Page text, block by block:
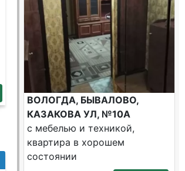
ВОЛОГДА, БЫВАЛОВО,
КАЗАКОВА УЛ, №10А
с мебелью и техникой,
квартира в хорошем
состоянии